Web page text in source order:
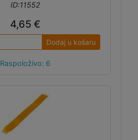
ID:11552
4,65 €
Dodaj u košaru
Raspoloživo: 6